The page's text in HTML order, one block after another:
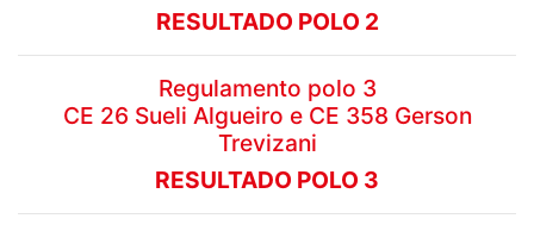
RESULTADO POLO 2
Regulamento polo 3
CE 26 Sueli Algueiro e CE 358 Gerson
Trevizani
RESULTADO POLO 3